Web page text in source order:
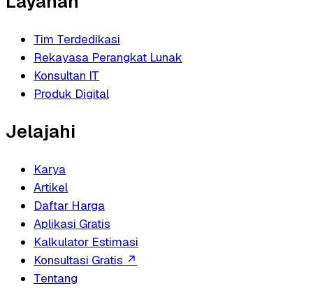
Tim Terdedikasi
Rekayasa Perangkat Lunak
Konsultan IT
Produk Digital
Jelajahi
Karya
Artikel
Daftar Harga
Aplikasi Gratis
Kalkulator Estimasi
Konsultasi Gratis ↗
Tentang